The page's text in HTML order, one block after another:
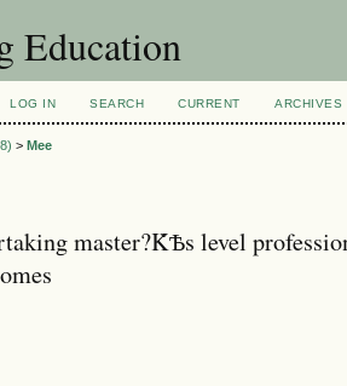
Education
LOG IN SEARCH CURRENT ARCHIVES
>Mee
master?ǨѢs level